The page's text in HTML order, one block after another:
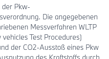
der Pkw-
Die angegebenen
Messverfahren WLTP
Test Procedures)
der CO2-Ausstoß eines Pkw